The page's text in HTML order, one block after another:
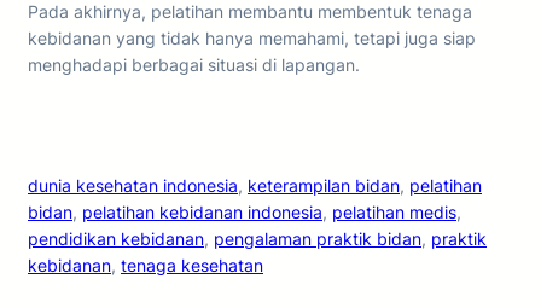
Pada akhirnya, pelatihan membantu membentuk tenaga
kebidanan yang tidak hanya memahami, tetapi juga siap
menghadapi berbagai situasi di lapangan.
dunia kesehatan indonesia, keterampilan bidan, pelatihan
bidan, pelatihan kebidanan indonesia, pelatihan medis
pendidikan kebidanan, pengalaman praktik bidan, praktik
kebidanan, tenaga kesehatan